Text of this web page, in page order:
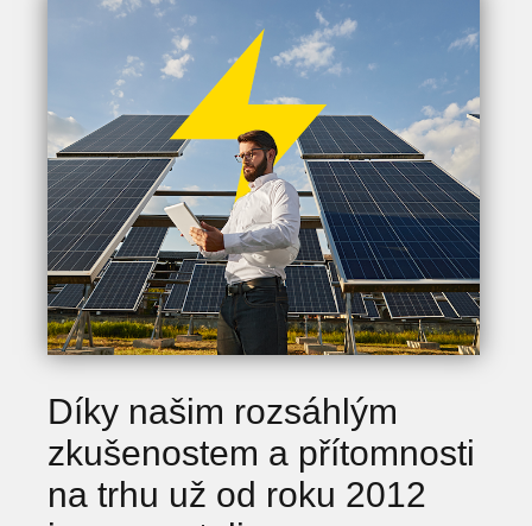
Díky našim rozsáhlým
zkušenostem a přítomnosti
na trhu už od roku 2012